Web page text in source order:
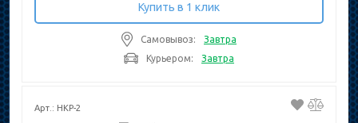
Купить в 1 клик
Самовывоз:
Завтра
Курьером:
Завтра
Арт.: НКР-2